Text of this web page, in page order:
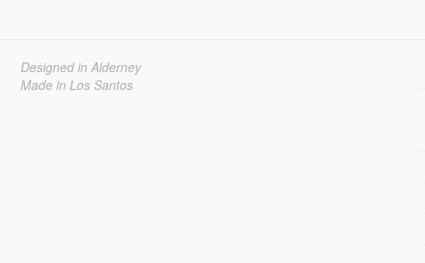
Designed in Alderney
Made in Los Santos